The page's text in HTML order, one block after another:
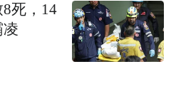
死，14
凌